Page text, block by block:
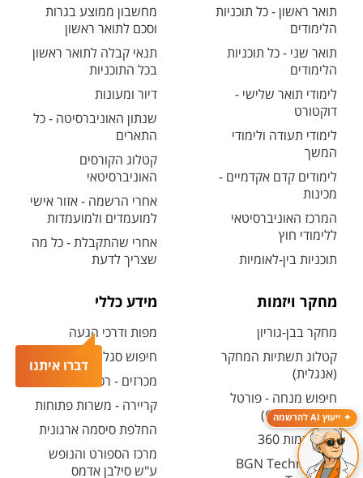
דברו איתנו
ייעוץ AI להרשמה
תואר ראשון - כל תוכניות
הלימודים
תואר שני - כל תוכניות
הלימודים
לימודי תואר שלישי -
דוקטורט
לימודי תעודה ולימודי
המשך
לימודים קדם אקדמיים -
מכינות
המרכז האוניברסיטאי
ללימודי חוץ
תוכניות בין-לאומיות
מחשבון ממוצע בגרות
וסכם לתואר ראשון
תנאי קבלה לתואר ראשון
בכל התוכניות
דיור ומעונות
שנתון האוניברסיטה - כל
התארים
קטלוג הקורסים
האוניברסיטאי
אחרי הרשמה - אזור אישי
למועמדים ולמועמדות
אחרי שהתקבלת - כל מה
שצריך לדעת
מחקר ויזמות
מחקר בבן-גוריון
קטלוג תשתיות המחקר
(אנגלית)
חיפוש מנחה - פורטל
המחקר (CRIS)
מרכז יזמות 360
BGN Technology
מידע כללי
מפות ודרכי הגעה
חיפוש סגל ופרטי קשר
מכרזים - רכש ובינוי
קריירה - משרות פתוחות
החלפת סיסמה ארגונית
מרכז הספורט והנופש
ע"ש סילבן אדמס